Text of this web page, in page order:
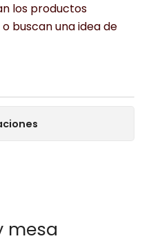
los productos
buscan una idea de
mesa